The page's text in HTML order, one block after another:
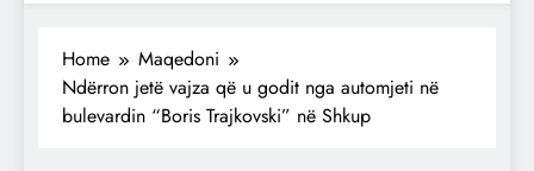
Home
Maqedoni
Ndërron jetë vajza që u godit nga automjeti në
bulevardin “Boris Trajkovski” në Shkup